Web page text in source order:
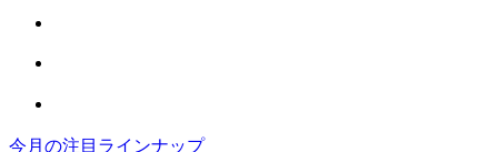
今月の注目ラインナップ